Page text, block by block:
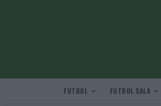
FUTBOL FUTBOL SALA